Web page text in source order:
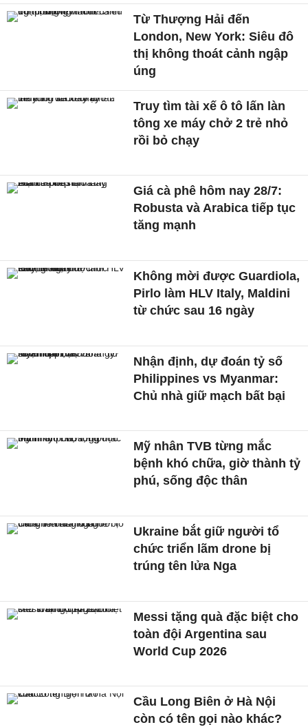
Từ Thượng Hải đến
London, New York: Siêu đô
thị không thoát cảnh ngập
úng
Truy tìm tài xế ô tô lấn làn
tông xe máy chở 2 trẻ nhỏ
rồi bỏ chạy
Giá cà phê hôm nay 28/7:
Robusta và Arabica tiếp tục
tăng mạnh
Không mời được Guardiola,
Pirlo làm HLV Italy, Maldini
từ chức sau 16 ngày
Nhận định, dự đoán tỷ số
Philippines vs Myanmar:
Chủ nhà giữ mạch bất bại
Mỹ nhân TVB từng mắc
bệnh khó chữa, giờ thành tỷ
phú, sống độc thân
Ukraine bắt giữ người tổ
chức triển lãm drone bị
trúng tên lửa Nga
Messi tặng quà đặc biệt cho
toàn đội Argentina sau
World Cup 2026
Cầu Long Biên ở Hà Nội
còn có tên gọi nào khác?